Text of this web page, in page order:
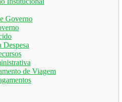
Governo
Despesa
de Viagem